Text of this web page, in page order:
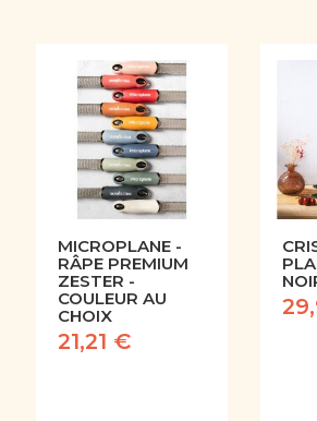
MICROPLANE -
RÂPE PREMIUM
ZESTER -
COULEUR AU
CHOIX
21,21 €